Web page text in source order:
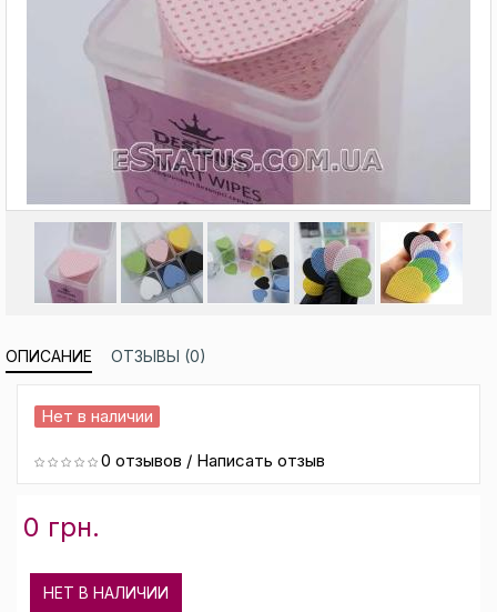
ОПИСАНИЕ ОТЗЫВЫ (0)
Нет в наличии
0 отзывов / Написать отзыв
0 грн.
НЕТ В НАЛИЧИИ